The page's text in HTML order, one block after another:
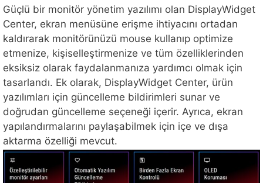
Güçlü bir monitör yönetim yazılımı olan DisplayWidget
Center, ekran menüsüne erişme ihtiyacını ortadan
kaldırarak monitörünüzü mouse kullanıp optimize
etmenize, kişiselleştirmenize ve tüm özelliklerinden
eksiksiz olarak faydalanmanıza yardımcı olmak için
tasarlandı. Ek olarak, DisplayWidget Center, ürün
yazılımları için güncelleme bildirimleri sunar ve
doğrudan güncelleme seçeneği içerir. Ayrıca, ekran
yapılandırmalarını paylaşabilmek için içe ve dışa
aktarma özelliği mevcut.